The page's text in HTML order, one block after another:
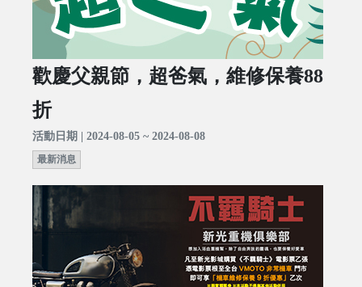
歡慶父親節，超爸氣，維修保養88
折
活動日期 | 2024-08-05 ~ 2024-08-08
最新消息